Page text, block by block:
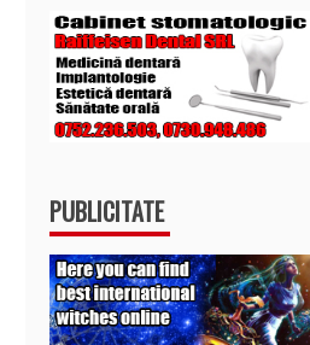
PUBLICITATE